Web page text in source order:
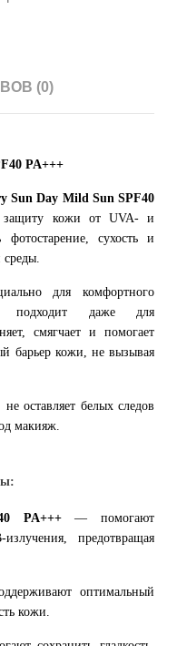
(0)
PA+++
Sun Day Mild Sun SPF40
защиту кожи от UVA- и
фотостарение, сухость и
среды.
для комфортного
и подходит даже для
смягчает и помогает
барьер кожи, не вызывая
оставляет белых следов
макияж.
PA+++— помогают
предотвращая
оптимальный
кожи.